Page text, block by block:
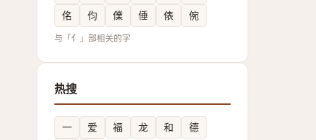
佲
伨 㒒 倕 俵 倇
与「亻」部相关的字
热搜
一 爱 福 龙 和 德